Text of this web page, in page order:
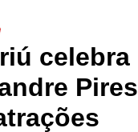
celebra
Pires